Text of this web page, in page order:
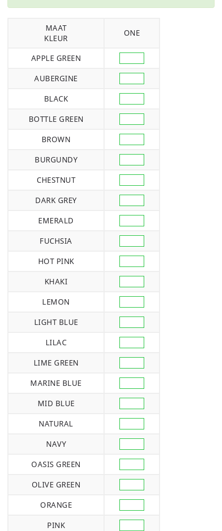
MAAT
KLEUR
ONE
APPLE GREEN
AUBERGINE
BLACK
BOTTLE GREEN
BROWN
BURGUNDY
CHESTNUT
DARK GREY
EMERALD
FUCHSIA
HOT PINK
KHAKI
LEMON
LIGHT BLUE
LILAC
LIME GREEN
MARINE BLUE
MID BLUE
NATURAL
NAVY
OASIS GREEN
OLIVE GREEN
ORANGE
PINK